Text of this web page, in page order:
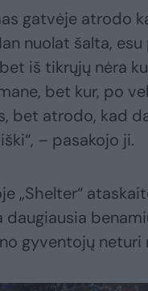
gatvėje atrodo
nuolat šalta,
iš tikrųjų nėra
bet kur, po
bet atrodo, kad
– pasakojo ji.
„Shelter“
daugiausia
gyventojų neturi